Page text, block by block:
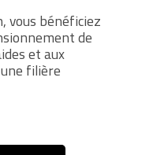
vous bénéficiez
de
et aux
filière